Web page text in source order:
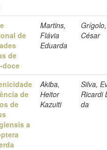
de
de
doce
Martins,
Flávia
Eduarda
César
de
de
a
Akiba,
Heitor
Kazuiti
Silva,
Ricardi
da